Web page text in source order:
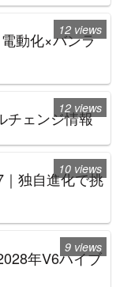
動化×バンラ
12 views
チェンジ情報
12 views
独自進化で挑
10 views
年V6ハイブ
9 views